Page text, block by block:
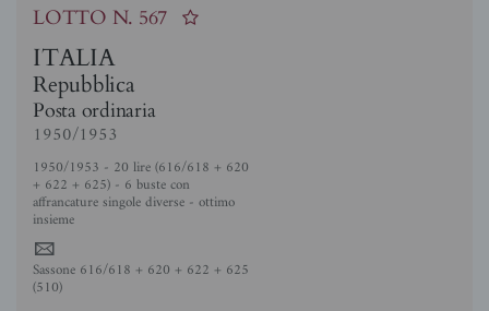
LOTTO N. 567
ITALIA
Repubblica
Posta ordinaria
1950/1953
1950/1953 - 20 lire (616/618 + 620
+ 622 + 625) - 6 buste con
affrancature singole diverse - ottimo
insieme
4
Sassone 616/618 + 620 + 622 + 625
(510)